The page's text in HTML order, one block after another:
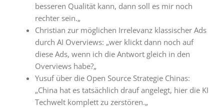
besseren Qualität kann, dann soll es mir noch
rechter sein.„
Christian zur möglichen Irrelevanz klassischer Ads
durch AI Overviews: „wer klickt dann noch auf
diese Ads, wenn ich die Antwort gleich in den
Overviews habe?„
Yusuf über die Open Source Strategie Chinas:
„China hat es tatsächlich drauf angelegt, hier die KI
Techwelt komplett zu zerstören.„